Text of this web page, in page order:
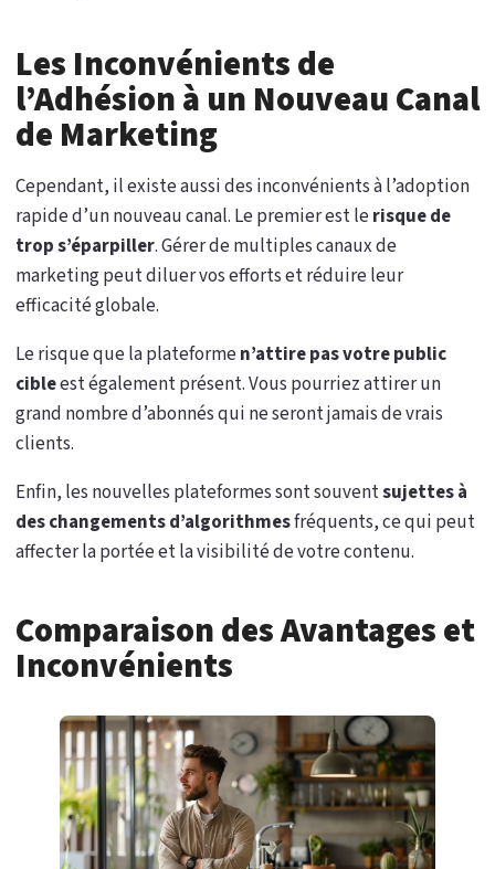
Les Inconvénients de
l’Adhésion à un Nouveau Canal
de Marketing
Cependant, il existe aussi des inconvénients à l’adoption
rapide d’un nouveau canal. Le premier est lerisque de
trop s’éparpiller. Gérer de multiples canaux de
marketing peut diluer vos efforts et réduire leur
efficacité globale.
Le risque que la plateformen’attire pas votre public
cibleest également présent. Vous pourriez attirer un
grand nombre d’abonnés qui ne seront jamais de vrais
clients.
Enfin, les nouvelles plateformes sont souventsujettes à
des changements d’algorithmesfréquents, ce qui peut
affecter la portée et la visibilité de votre contenu.
Comparaison des Avantages et
Inconvénients